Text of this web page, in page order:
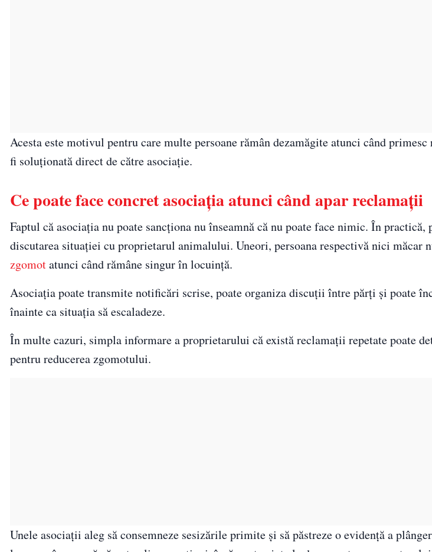
Acesta este motivul pentru care multe persoane rămân dezamăgite atunci când
fi soluționată direct de către asociație.
Ce poate face concret asociația atunci când apar reclamații
Faptul că asociația nu poate sancționa nu înseamnă că nu poate face nimic. În practică,
discutarea situației cu proprietarul animalului. Uneori, persoana respectivă nici măcar
zgomotatunci când rămâne singur în locuință.
Asociația poate transmite notificări scrise, poate organiza discuții între părți și poate
înainte ca situația să escaladeze.
În multe cazuri, simpla informare a proprietarului că există reclamații repetate poate
pentru reducerea zgomotului.
Unele asociații aleg să consemneze sesizările primite și să păstreze o evidență a